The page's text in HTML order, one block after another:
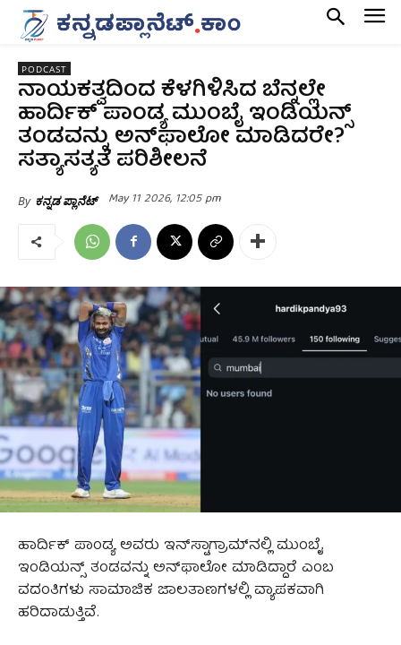
PODCAST
ನಾಯಕತ್ವದಿಂದ ಕೆಳಗಿಳಿಸಿದ ಬೆನ್ನಲ್ಲೇ
ಹಾರ್ದಿಕ್ ಪಾಂಡ್ಯ ಮುಂಬೈ ಇಂಡಿಯನ್ಸ್
ತಂಡವನ್ನು ಅನ್‌ಫಾಲೋ ಮಾಡಿದರೇ?
ಸತ್ಯಾಸತ್ಯತೆ ಪರಿಶೀಲನೆ
By ಕನ್ನಡ ಪ್ಲಾನೆಟ್ May 11 2026, 12:05 pm
ಹಾರ್ದಿಕ್ ಪಾಂಡ್ಯ ಅವರು ಇನ್‌ಸ್ಟಾಗ್ರಾಮ್‌ನಲ್ಲಿ ಮುಂಬೈ
ಇಂಡಿಯನ್ಸ್ ತಂಡವನ್ನು ಅನ್‌ಫಾಲೋ ಮಾಡಿದ್ದಾರೆ ಎಂಬ
ವದಂತಿಗಳು ಸಾಮಾಜಿಕ ಜಾಲತಾಣಗಳಲ್ಲಿ ವ್ಯಾಪಕವಾಗಿ
ಹರಿದಾಡುತ್ತಿವೆ.